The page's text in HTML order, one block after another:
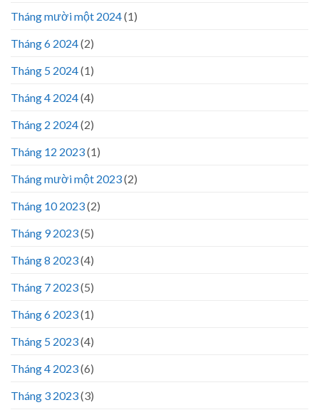
Tháng mười một 2024(1)
Tháng 6 2024(2)
Tháng 5 2024(1)
Tháng 4 2024(4)
Tháng 2 2024(2)
Tháng 12 2023(1)
Tháng mười một 2023(2)
Tháng 10 2023(2)
Tháng 9 2023(5)
Tháng 8 2023(4)
Tháng 7 2023(5)
Tháng 6 2023(1)
Tháng 5 2023(4)
Tháng 4 2023(6)
Tháng 3 2023(3)